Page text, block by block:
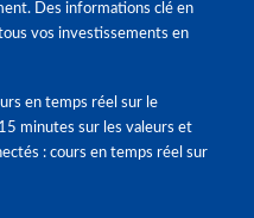
Des informations clé en
vos investissements en
en temps réel sur le
minutes sur les valeurs et
: cours en temps réel sur